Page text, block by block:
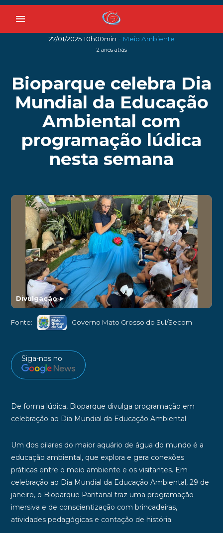
menu
27/01/2025 10h00min - Meio Ambiente
2 anos atrás
Bioparque celebra Dia
Mundial da Educação
Ambiental com
programação lúdica
nesta semana
Divulgação►
Fonte: Governo Mato Grosso do Sul/Secom
Siga-nos no
De forma lúdica, Bioparque divulga programação em
celebração ao Dia Mundial da Educação Ambiental
Um dos pilares do maior aquário de água do mundo é a
educação ambiental, que explora e gera conexões
práticas entre o meio ambiente e os visitantes. Em
celebração ao Dia Mundial da Educação Ambiental, 29 de
janeiro, o Bioparque Pantanal traz uma programação
imersiva e de conscientização com brincadeiras,
atividades pedagógicas e contação de história.